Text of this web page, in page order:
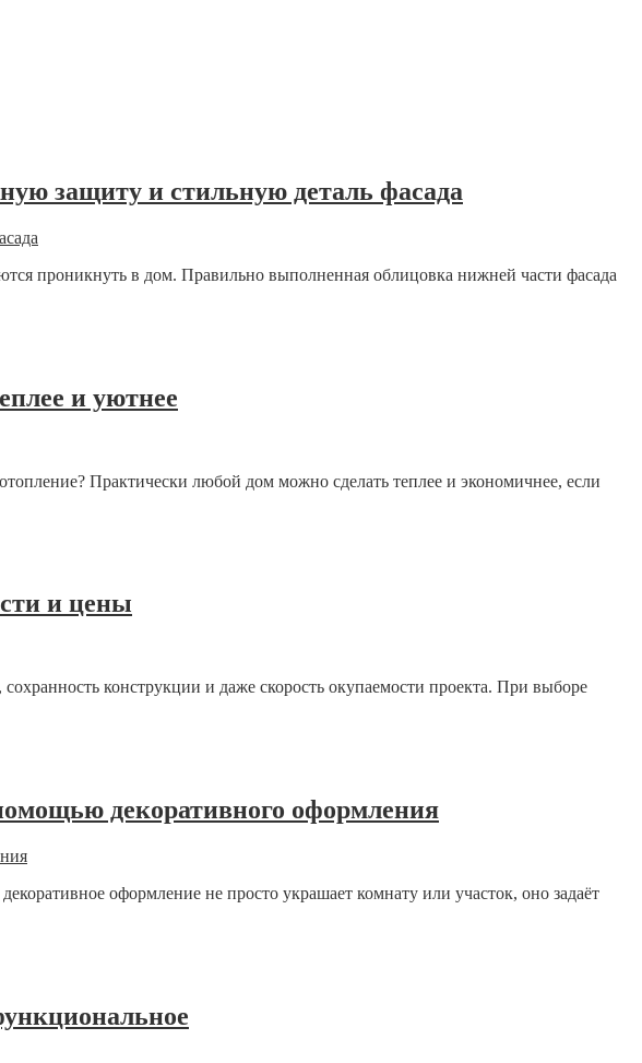
защиту и стильную деталь фасада
проникнуть в дом. Правильно выполненная облицовка нижней части фасада
и уютнее
Практически любой дом можно сделать теплее и экономичнее, если
и цены
конструкции и даже скорость окупаемости проекта. При выборе
декоративного оформления
оформление не просто украшает комнату или участок, оно задаёт